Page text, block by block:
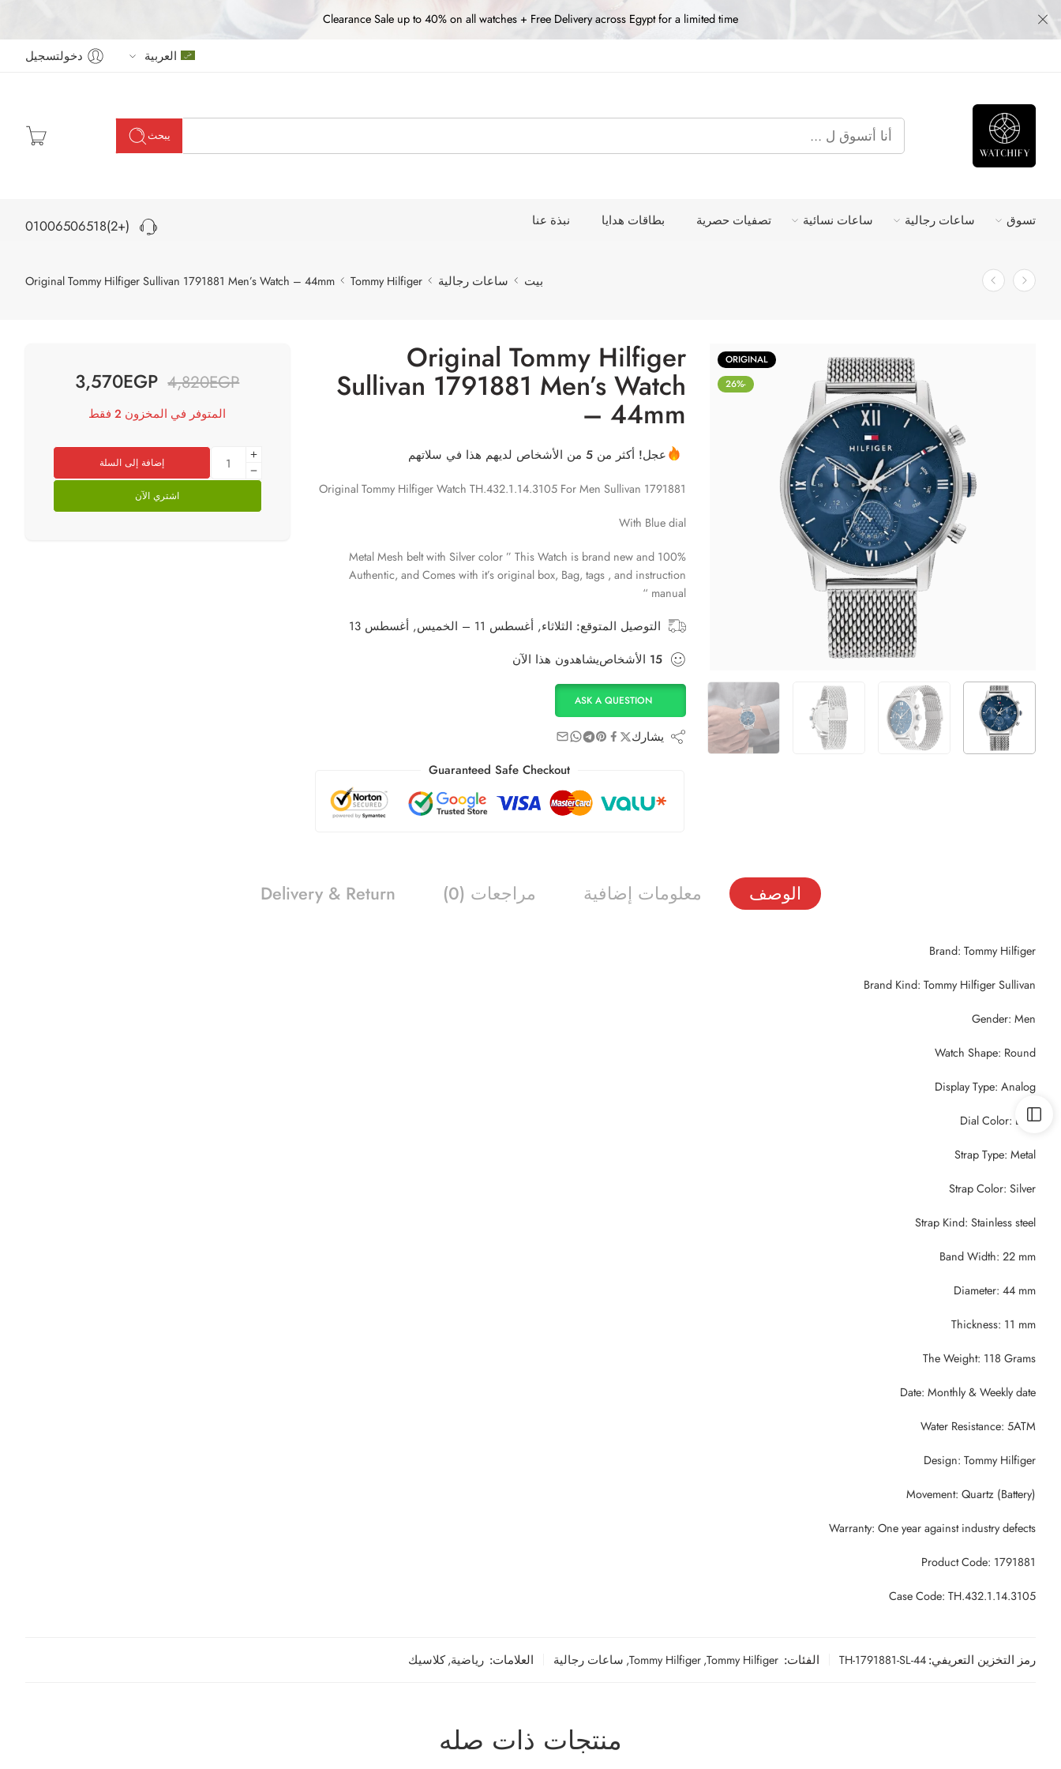
Clearance Sale up to 40% on all watches + Free Delivery across Egypt for a limited time
العربية دخولتسجيل
يبحث
تسوق ساعات رجالية ساعات نسائية تصفيات حصرية بطاقات هدايا نبذة عنا (+2)01006506518
بيت ساعات رجالية Tommy Hilfiger
Original Tommy Hilfiger Sullivan 1791881 Men’s Watch – 44mm
ORIGINAL
-26%
Original Tommy Hilfiger
Sullivan 1791881 Men’s Watch
– 44mm
عجل! أكثر من 5 من الأشخاص لديهم هذا في سلاتهم
Original Tommy Hilfiger Watch TH.432.1.14.3105 For Men Sullivan 1791881
With Blue dial
Metal Mesh belt with Silver color ” This Watch is brand new and 100%
Authentic, and Comes with it’s original box, Bag, tags , and instruction
manual “
التوصيل المتوقع: الثلاثاء, أغسطس 11 – الخميس, أغسطس 13
15 الأشخاصيشاهدون هذا الآن
ASK A QUESTION
يشارك
Guaranteed Safe Checkout
4,820EGP
3,570EGP
المتوفر في المخزون 2 فقط
إضافة إلى السلة
اشتري الآن
الوصف معلومات إضافية مراجعات (0) Delivery & Return
Brand: Tommy Hilfiger
Brand Kind: Tommy Hilfiger Sullivan
Gender: Men
Watch Shape: Round
Display Type: Analog
Dial Color: Blue
Strap Type: Metal
Strap Color: Silver
Strap Kind: Stainless steel
Band Width: 22 mm
Diameter: 44 mm
Thickness: 11 mm
The Weight: 118 Grams
Date: Monthly & Weekly date
Water Resistance: 5ATM
Design: Tommy Hilfiger
Movement: Quartz (Battery)
Warranty: One year against industry defects
Product Code: 1791881
Case Code: TH.432.1.14.3105
رمز التخزين التعريفي:TH-1791881-SL-44 الفئات: Tommy Hilfiger
,
Tommy Hilfiger
, ساعات رجالية العلامات: رياضية,كلاسيك
منتجات ذات صله